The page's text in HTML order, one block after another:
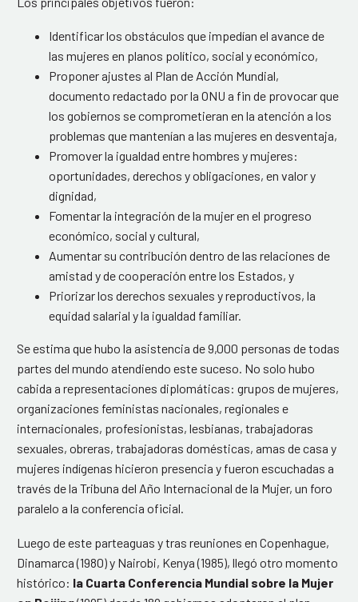
Identificar los obstáculos que impedían el avance de
las mujeres en planos político, social y económico,
Proponer ajustes al Plan de Acción Mundial,
documento redactado por la ONU a fin de provocar que
los gobiernos se comprometieran en la atención a los
problemas que mantenían a las mujeres en desventaja,
Promover la igualdad entre hombres y mujeres:
oportunidades, derechos y obligaciones, en valor y
dignidad,
Fomentar la integración de la mujer en el progreso
económico, social y cultural,
Aumentar su contribución dentro de las relaciones de
amistad y de cooperación entre los Estados, y
Priorizar los derechos sexuales y reproductivos, la
equidad salarial y la igualdad familiar.
Se estima que hubo la asistencia de 9,000 personas de todas
partes del mundo atendiendo este suceso. No solo hubo
cabida a representaciones diplomáticas: grupos de mujeres,
organizaciones feministas nacionales, regionales e
internacionales, profesionistas, lesbianas, trabajadoras
sexuales, obreras, trabajadoras domésticas, amas de casa y
mujeres indígenas hicieron presencia y fueron escuchadas a
través de la Tribuna del Año Internacional de la Mujer, un foro
paralelo a la conferencia oficial.
Luego de este parteaguas y tras reuniones en Copenhague,
Dinamarca (1980) y Nairobi, Kenya (1985), llegó otro momento
histórico: la Cuarta Conferencia Mundial sobre la Mujer